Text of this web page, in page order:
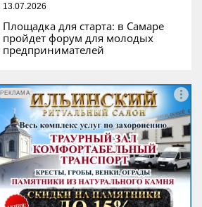
13.07.2026
Площадка для старта: в Самаре
пройдет форум для молодых
предпринимателей
РЕКЛАМА